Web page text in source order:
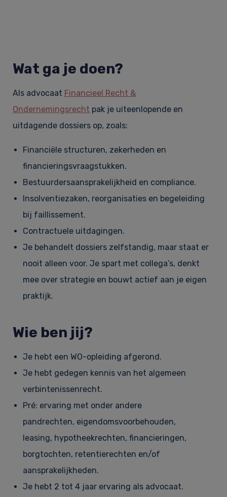
Wat ga je doen?
Als advocaat Financieel Recht &
Ondernemingsrecht pak je uiteenlopende en
uitdagende dossiers op, zoals:
Financiële structuren, zekerheden en
financieringsvraagstukken.
Bestuurdersaansprakelijkheid en compliance.
Insolventiezaken, reorganisaties en begeleiding
bij faillissement.
Contractuele uitdagingen.
Je behandelt dossiers zelfstandig, maar staat er
nooit alleen voor. Je spart met collega’s, denkt
mee over strategie en bouwt actief aan je eigen
praktijk.
Wie ben jij?
Je hebt een WO-opleiding afgerond.
Je hebt gedegen kennis van het algemeen
verbintenissenrecht.
Pré: ervaring met onder andere
pandrechten, eigendomsvoorbehouden,
leasing, hypotheekrechten, financieringen,
borgtochten, retentierechten en/of
aansprakelijkheden.
Je hebt 2 tot 4 jaar ervaring als advocaat.